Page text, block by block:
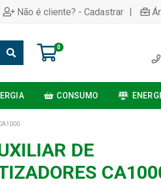
Não é cliente? - Cadastrar |
0
CONSUMO
DE